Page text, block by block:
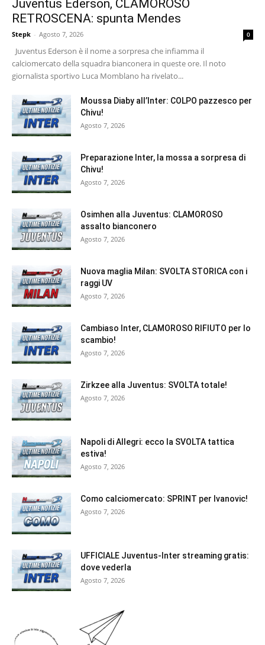
Juventus Ederson, CLAMOROSO
RETROSCENA: spunta Mendes
Stepk - Agosto 7, 2026 0
Juventus Ederson è il nome a sorpresa che infiamma il
calciomercato della squadra bianconera in queste ore. Il noto
giornalista sportivo Luca Momblano ha rivelato...
Moussa Diaby all’Inter: COLPO pazzesco per
Chivu!
Agosto 7, 2026
Preparazione Inter, la mossa a sorpresa di
Chivu!
Agosto 7, 2026
Osimhen alla Juventus: CLAMOROSO
assalto bianconero
Agosto 7, 2026
Nuova maglia Milan: SVOLTA STORICA con i
raggi UV
Agosto 7, 2026
Cambiaso Inter, CLAMOROSO RIFIUTO per lo
scambio!
Agosto 7, 2026
Zirkzee alla Juventus: SVOLTA totale!
Agosto 7, 2026
Napoli di Allegri: ecco la SVOLTA tattica
estiva!
Agosto 7, 2026
Como calciomercato: SPRINT per Ivanovic!
Agosto 7, 2026
UFFICIALE Juventus-Inter streaming gratis:
dove vederla
Agosto 7, 2026